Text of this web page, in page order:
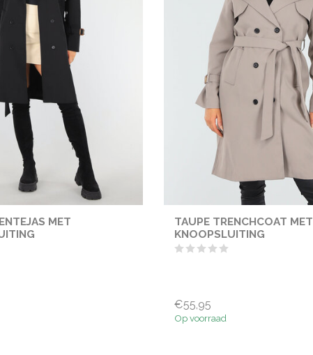
MET
TAUPE TRENCHCOAT MET
KNOOPSLUITING
€55,95
Op voorraad